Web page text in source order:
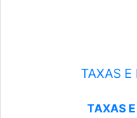
TAXAS E
TAXAS